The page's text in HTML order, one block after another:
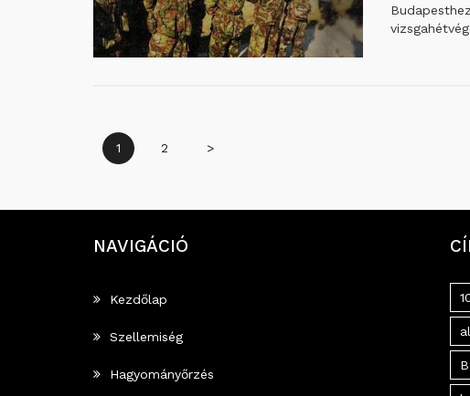
Bejegyzések
1 2 >
NAVIGÁCIÓ
Kezdőlap
Szellemiség
Hagyományőrzés